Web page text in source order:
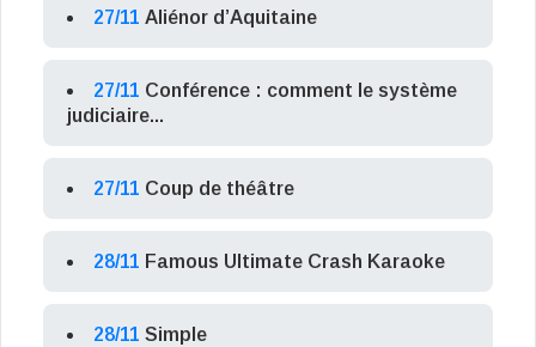
27/11 Aliénor d’Aquitaine
27/11 Conférence : comment le système
judiciaire...
27/11 Coup de théâtre
28/11 Famous Ultimate Crash Karaoke
28/11 Simple